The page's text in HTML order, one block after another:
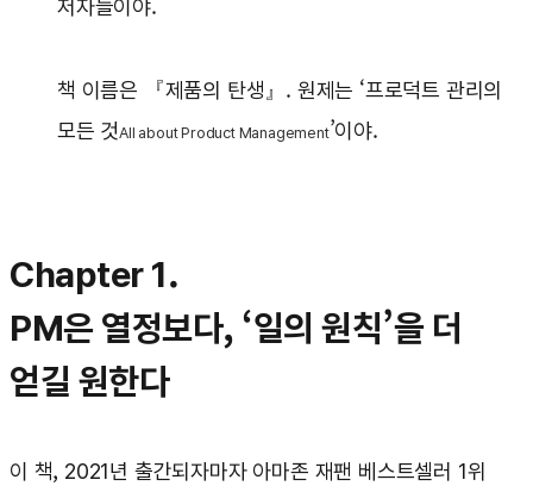
저자들이야.
책 이름은 『제품의 탄생』. 원제는 ‘프로덕트 관리의
모든 것All about Product Management’이야.
Chapter 1.
PM은 열정보다, ‘일의 원칙’을 더
얻길 원한다
이 책, 2021년 출간되자마자 아마존 재팬 베스트셀러 1위